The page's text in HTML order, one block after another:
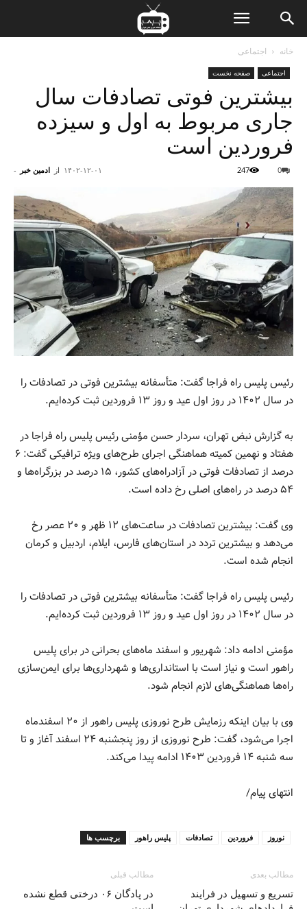
خانه اجتماعی
اجتماعی صفحه نخست
بیشترین فوتی تصادفات سال
جاری مربوط به اول و سیزده
فروردین است
از ادمین خبر - ۱۴۰۲-۱۲-۰۱ 0
247
رئیس پلیس راه فراجا گفت: متأسفانه بیشترین فوتی در تصادفات را
در سال ۱۴۰۲ در روز اول عید و روز ۱۳ فروردین ثبت کرده‌ایم.
به گزارش نبض تهران، سردار حسن مؤمنی رئیس پلیس راه فراجا در
هفتاد و نهمین کمیته هماهنگی اجرای طرح‌های ویژه ترافیکی گفت: ۶
درصد از تصادفات فوتی در آزادراه‌های کشور، ۱۵ درصد در بزرگراه‌ها و
۵۴ درصد در راه‌های اصلی رخ داده است.
وی گفت: بیشترین تصادفات در ساعت‌های ۱۲ ظهر و ۲۰ عصر رخ
می‌دهد و بیشترین تردد در استان‌های فارس، ایلام، اردبیل و کرمان
انجام شده است.
رئیس پلیس راه فراجا گفت: متأسفانه بیشترین فوتی در تصادفات را
در سال ۱۴۰۲ در روز اول عید و روز ۱۳ فروردین ثبت کرده‌ایم.
مؤمنی ادامه داد: شهریور و اسفند ماه‌های بحرانی در برای پلیس
راهور است و نیاز است با استانداری‌ها و شهرداری‌ها برای ایمن‌سازی
راه‌ها هماهنگی‌های لازم انجام شود.
وی با بیان اینکه رزمایش طرح نوروزی پلیس راهور از ۲۰ اسفندماه
اجرا می‌شود، گفت: طرح نوروزی از روز پنجشنبه ۲۴ اسفند آغاز و تا
سه شنبه ۱۴ فروردین ۱۴۰۳ ادامه پیدا می‌کند.
انتهای پیام/
برچسب ها پلیس راهور تصادفات فروردین نوروز
مطالب قبلی
در پادگان ۰۶ درختی قطع نشده
مطالب بعدی
تسریع و تسهیل در فرایند